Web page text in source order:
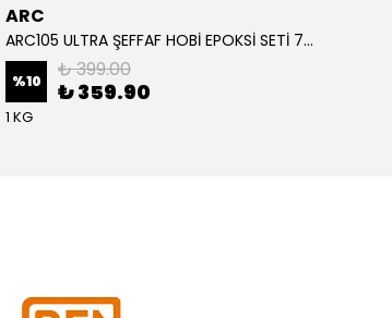
ARC
ARC105 ULTRA ŞEFFAF HOBİ EPOKSİ SETİ 750 GRAM
%10 ₺ 399.00
₺ 359.90
1 KG